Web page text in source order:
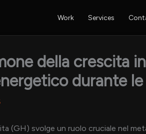
Work Services
della crescita
durante
(GH) svolge un ruolo cruciale nel